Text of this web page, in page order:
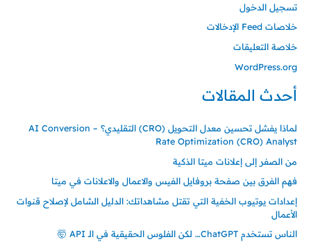
تسجيل الدخول
خلاصات Feed الإدخالات
خلاصة التعليقات
WordPress.org
أحدث المقالات
لماذا يفشل تحسين معدل التحويل (CRO) التقليدي؟ – AI Conversion
Rate Optimization (CRO) Analyst
من الصفر إلى إعلانات ميتا الذكية
فهم الفرق بين صفحة بروفايل الفيس والاعمال والاعلانات في ميتا
إعدادات يوتيوب الخفية التي تقتل مشاهداتك: الدليل الشامل لإصلاح قنوات
الأعمال
الناس تستخدم ChatGPT… لكن الفلوس الحقيقية في الـ API 🤯